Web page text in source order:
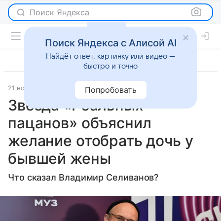
Поиск Яндекса
21 ноября 2024 Lenta.Ru Светская жизнь
Звезда «Реальных
пацанов» объяснил
желание отобрать дочь у
бывшей жены
Что сказал Владимир Селиванов?
Поиск Яндекса с Алисой AI
Найдёт ответ, картинку или видео —
быстро и точно
Попробовать